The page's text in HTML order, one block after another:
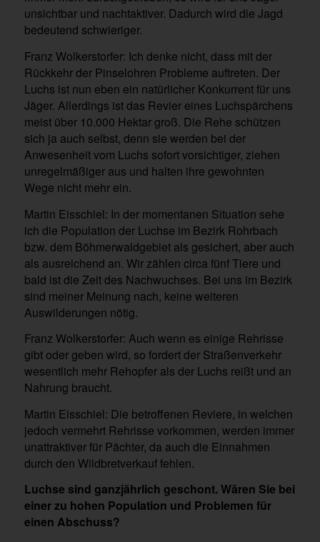
unsichtbar und nachtaktiver. Dadurch wird die Jagd
bedeutend schwieriger.
Franz Wolkerstorfer: Ich denke nicht, dass mit der
Rückkehr der Pinselohren Probleme auftreten. Der
Luchs ist nun eben ein natürlicher Konkurrent für uns
Jäger. Allerdings ist das Revier eines Luchspärchens
meist über 10.000 Hektar groß. Die Rehe schützen
sich ja auch selbst, denn sie werden bei der
Anwesenheit vom Luchs sofort vorsichtiger, ziehen
unregelmäßiger aus und halten ihre gewohnten
Wege nicht mehr ein.
Martin Eisschiel: In der momentanen Situation sehe
ich die Population der Luchse im Bezirk Rohrbach
bzw. dem Böhmerwaldgebiet als gesichert, aber auch
als ausreichend an. Wir zählen circa fünf Tiere und
bald ist die Zeit des Nachwuchses. Bei uns im Bezirk
sind meiner Meinung nach, keine weiteren
Auswilderungen nötig.
Franz Wolkerstorfer: Auch wenn es einige Rehrisse
gibt oder geben wird, so fordert der Straßenverkehr
wesentlich mehr Rehopfer als der Luchs reißt und an
Nahrung braucht.
Martin Eisschiel: Die betroffenen Reviere, in welchen
jedoch vermehrt Rehrisse vorkommen, werden immer
unattraktiver für Pächter, da auch die Einnahmen
durch den Wildbretverkauf fehlen.
Luchse sind ganzjährlich geschont. Wären Sie bei
einer zu hohen Population und Problemen für
einen Abschuss?